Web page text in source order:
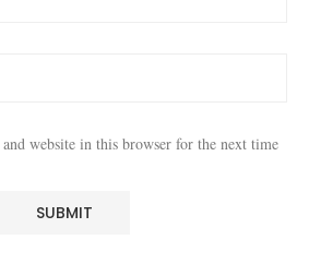
website in this browser for the next time